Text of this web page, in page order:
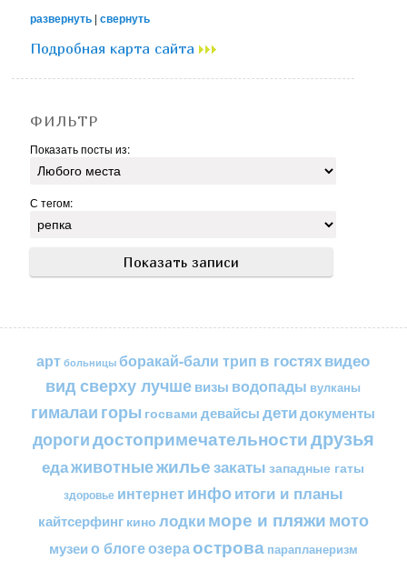
развернуть |свернуть
Подробная карта сайта
ФИЛЬТР
Показать посты из:
С тегом:
арт больницы боракай-бали трип в гостяхвидео
вид сверху лучшевизы водопады вулканы
гималаи горы госвами девайсы детидокументы
дорогидостопримечательностидрузья
едаживотныежильезакаты западные гаты
здоровье интернетинфоитоги и планы
кайтсерфинг кино лодкиморе и пляжимото
музеи о блогеозераострова парапланеризм